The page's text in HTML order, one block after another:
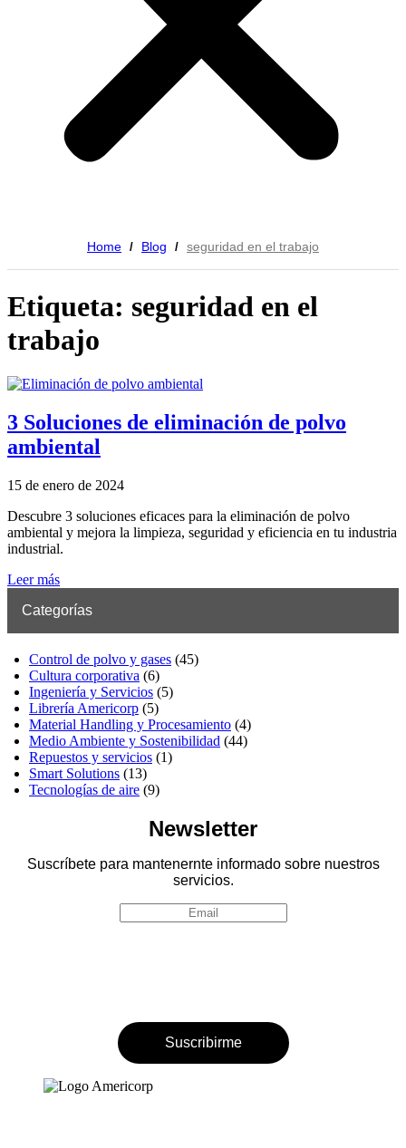
Home / Blog / seguridad en el trabajo
Etiqueta: seguridad en el
trabajo
3 Soluciones de eliminación de polvo
ambiental
15 de enero de 2024
Descubre 3 soluciones eficaces para la eliminación de polvo
ambiental y mejora la limpieza, seguridad y eficiencia en tu industria
industrial.
Leer más
Categorías
Control de polvo y gases (45)
Cultura corporativa (6)
Ingeniería y Servicios (5)
Librería Americorp (5)
Material Handling y Procesamiento (4)
Medio Ambiente y Sostenibilidad (44)
Repuestos y servicios (1)
Smart Solutions (13)
Tecnologías de aire (9)
Newsletter
Suscríbete para mantenernte informado sobre nuestros
servicios.